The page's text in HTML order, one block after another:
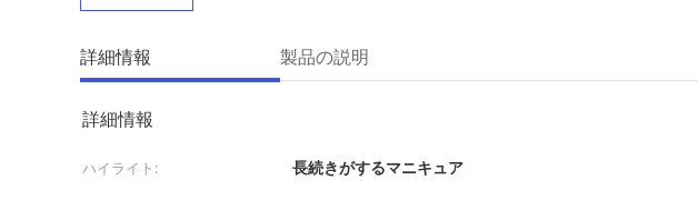
詳細情報 製品の説明
詳細情報
ハイライト: 長続きがするマニキュア